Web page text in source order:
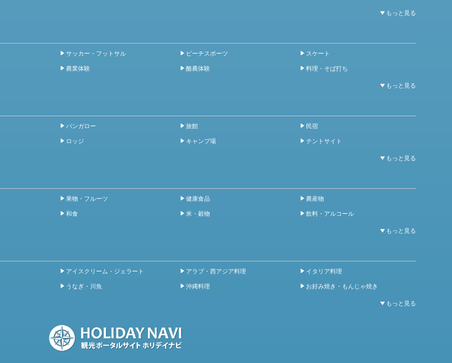
サッカー・フットサル ビーチスポーツ
スケート
農業体験 酪農体験 料理・そば打ち
バンガロー 旅館
民宿
ロッジ キャンプ場 テントサイト
果物・フルーツ 健康食品
農産物
和食 米・穀物 飲料・アルコール
アイスクリーム・ジェラート アラブ・西アジア料理
イタリア料理
うなぎ・川魚 沖縄料理 お好み焼き・もんじゃ焼き